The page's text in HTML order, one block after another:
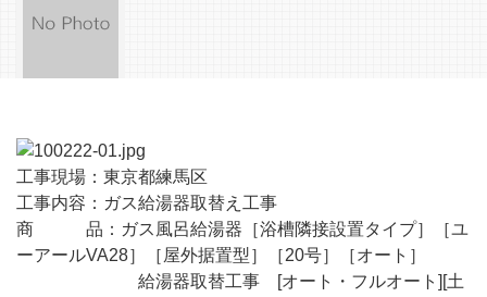
工事現場：東京都練馬区
工事内容：ガス給湯器取替え工事
商 品： ガス風呂給湯器［浴槽隣接設置タイプ］［ユ
ーアールVA28］［屋外据置型］［20号］［オート］
給湯器取替工事 [オート・フルオート][土